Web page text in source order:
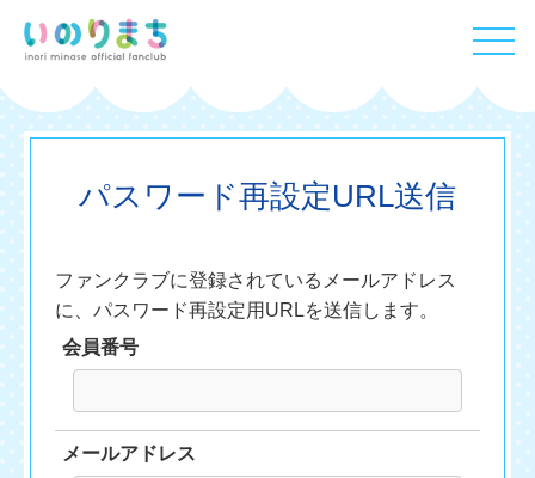
パスワード再設定URL送信
ファンクラブに登録されているメールアドレス
に、パスワード再設定用URLを送信します。
会員番号
メールアドレス